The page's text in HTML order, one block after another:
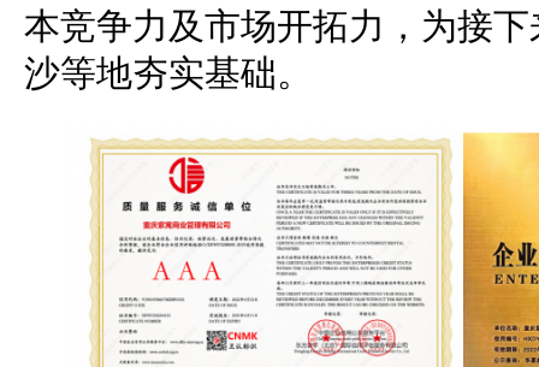
本竞争力及市场开拓力，为接
沙等地夯实基础。